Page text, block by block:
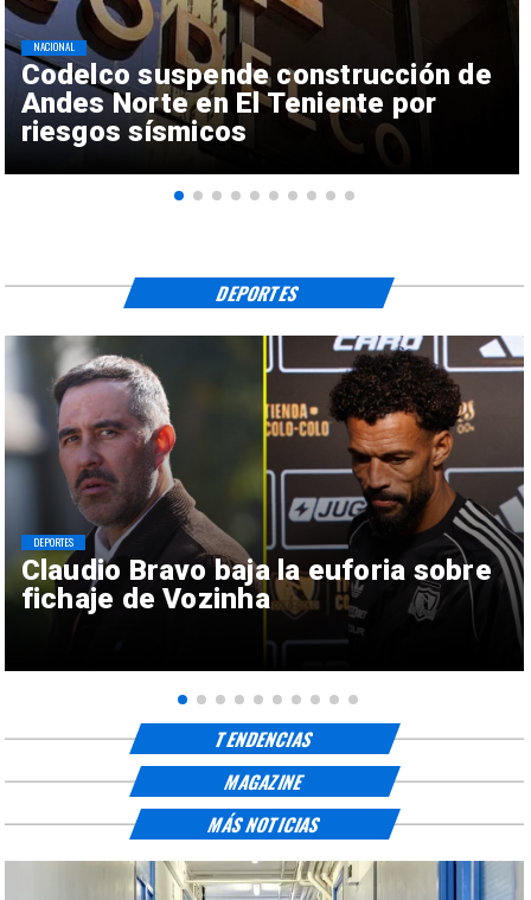
Codelco suspende construcción de
Andes Norte en El Teniente por
riesgos sísmicos
NACIONAL
Claudio Bravo baja la euforia sobre
fichaje de Vozinha
DEPORTES
DEPORTES
TENDENCIAS
MAGAZINE
MÁS NOTICIAS